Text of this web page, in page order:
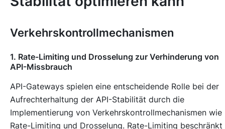
Verkehrskontrollmechanismen
1. Rate-Limiting und Drosselung zur Verhinderung von
API-Missbrauch
API-Gateways spielen eine entscheidende Rolle bei der
Aufrechterhaltung der API-Stabilität durch die
Implementierung von Verkehrskontrollmechanismen wie
Rate-Limiting und Drosselung. Rate-Limiting beschränkt